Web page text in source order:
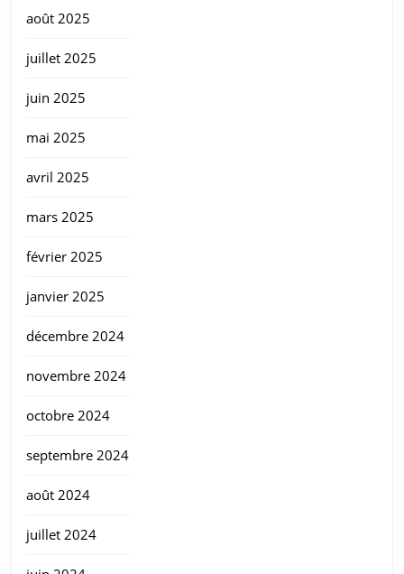
août 2025
juillet 2025
juin 2025
mai 2025
avril 2025
mars 2025
février 2025
janvier 2025
décembre 2024
novembre 2024
octobre 2024
septembre 2024
août 2024
juillet 2024